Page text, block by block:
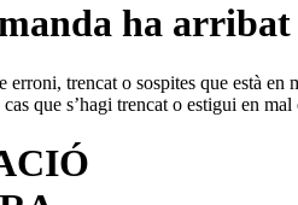
ha arribat
erroni, trencat o sospites que està
que s’hagi trencat o estigui en